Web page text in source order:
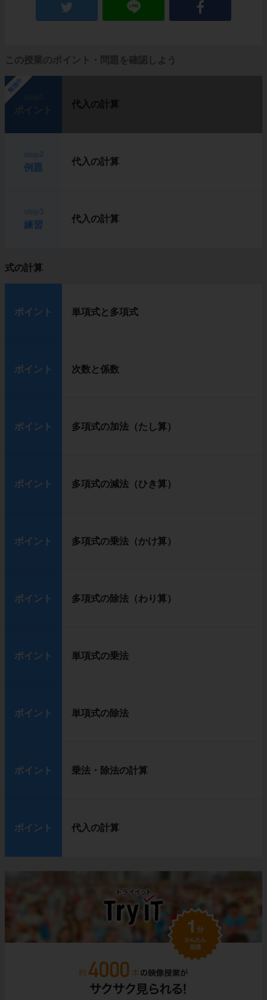
この授業のポイント・問題を確認しよう
勉強中
代入の計算
例題
代入の計算
練習
代入の計算
式の計算
ポイント 単項式と多項式
ポイント 次数と係数
ポイント 多項式の加法（たし算）
ポイント 多項式の減法（ひき算）
ポイント 多項式の乗法（かけ算）
ポイント 多項式の除法（わり算）
ポイント 単項式の乗法
ポイント 単項式の除法
ポイント 乗法・除法の計算
ポイント 代入の計算